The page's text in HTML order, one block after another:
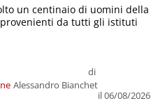
di
Alessandro Bianchet
il 06/08/2026
un centinaio di uomini della
da tutti gli istituti